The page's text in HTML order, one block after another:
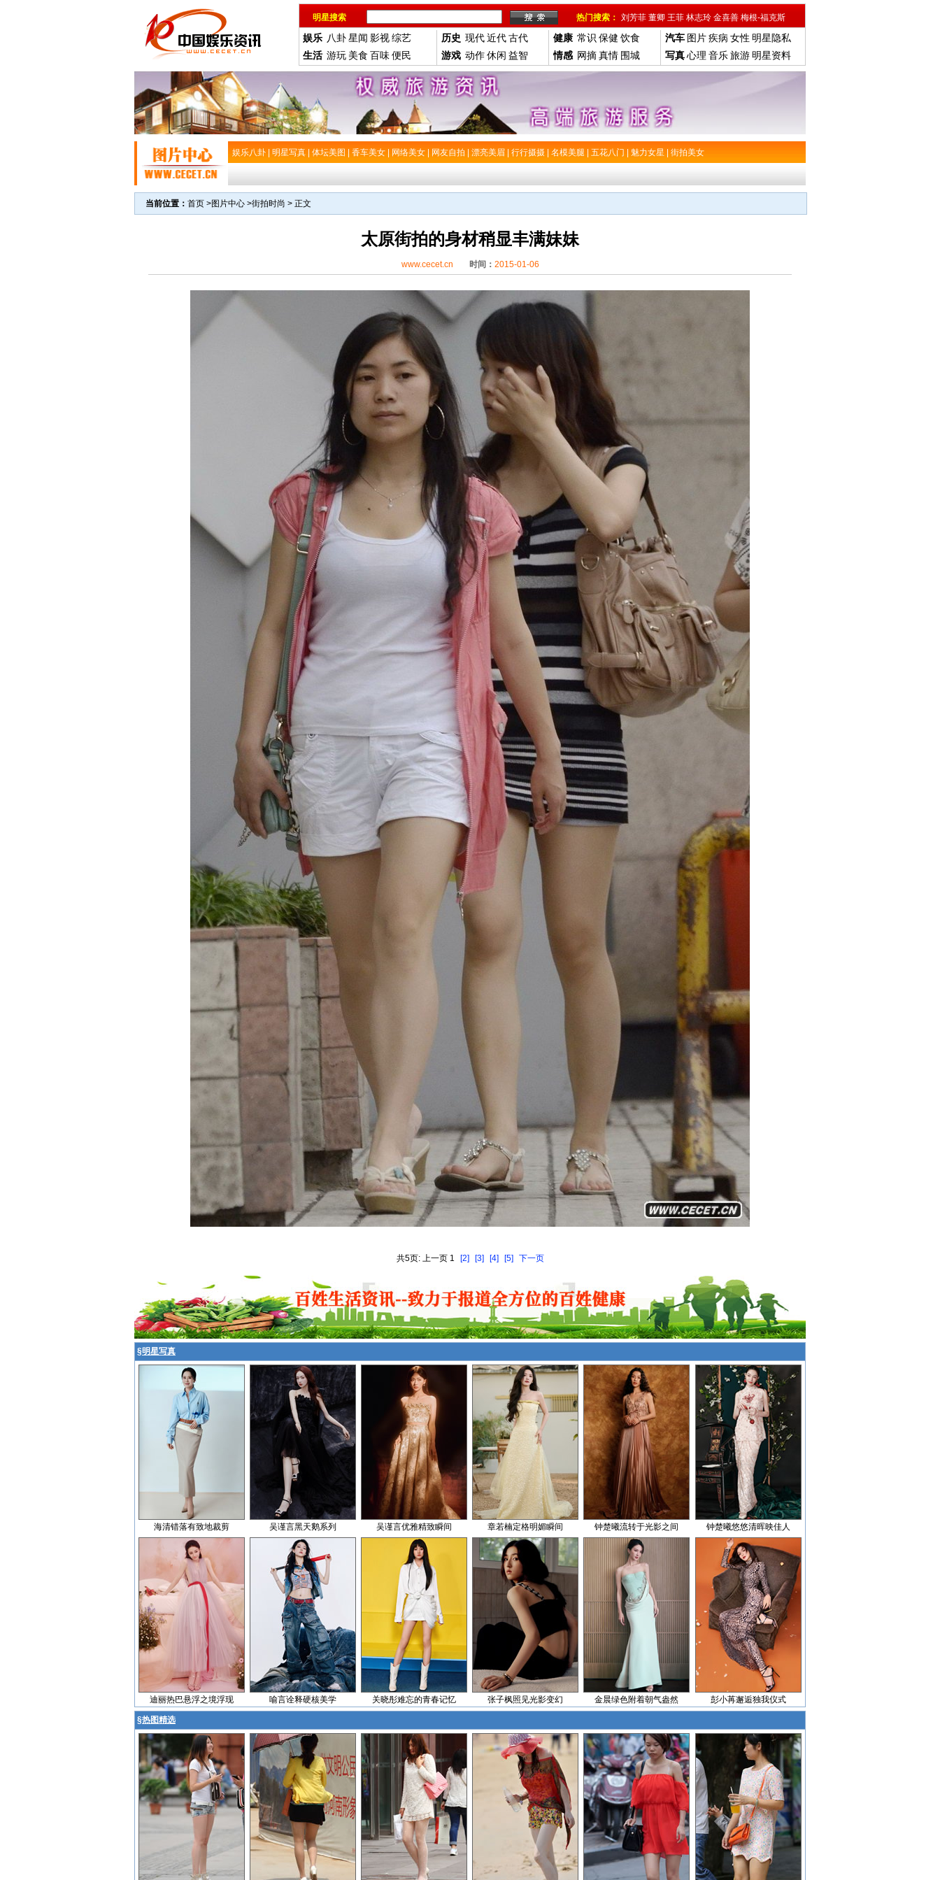
明星搜索 热门搜索： 刘芳菲 董卿 王菲 林志玲 金喜善 梅根-福克斯
娱乐 八卦星闻 影视综艺
生活 游玩 美食 百味便民
历史 现代近代古代
游戏 动作休闲 益智
健康 常识 保健 饮食
情感 网摘真情 围城
汽车 图片疾病 女性 明星隐私
写真心理 音乐旅游 明星资料
娱乐八卦 明星写真 体坛美图 香车美女 网络美女 网友自拍 漂亮美眉 行行摄摄 名模美腿 五花八门 魅力女星 街拍美女
当前位置： 首页 >图片中心 >街拍时尚 > 正文
太原街拍的身材稍显丰满妹妹
www.cecet.cn 时间： 2015-01-06
共5页: 上一页 1 [2] [3] [4] [5] 下一页
§明星写真
海清错落有致地裁剪 吴谨言黑天鹅系列 吴谨言优雅精致瞬间 章若楠定格明媚瞬间 钟楚曦流转于光影之间 钟楚曦悠悠清晖映佳人
迪丽热巴悬浮之境浮现 喻言诠释硬核美学 关晓彤难忘的青春记忆 张子枫照见光影变幻 金晨绿色附着朝气盎然 彭小苒邂逅独我仪式
§热图精选